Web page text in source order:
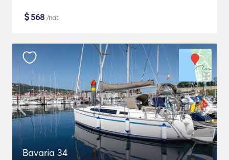
$568 /nat
Bavaria 34